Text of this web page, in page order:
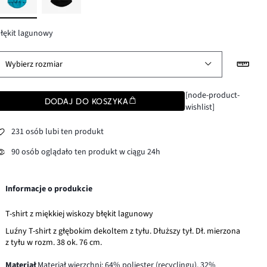
lagunowy
Wybierz rozmiar
DODAJ DO KOSZYKA
[node-product-
wishlist]
231 osób lubi ten produkt
90 osób oglądało ten produkt w ciągu 24h
Informacje o produkcie
T-shirt z miękkiej wiskozy błękit lagunowy
Luźny T-shirt z głębokim dekoltem z tyłu. Dłuższy tył. Dł. mierzona
z tyłu w rozm. 38 ok. 76 cm.